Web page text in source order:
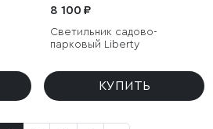
8 100 ₽
Светильник садово-
парковый Liberty
КУПИТЬ